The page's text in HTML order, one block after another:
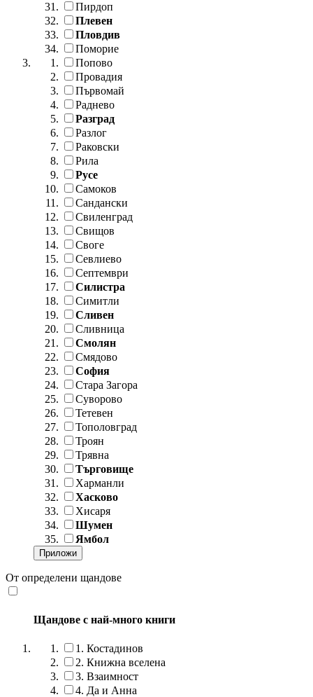
Пирдоп
Плевен
Пловдив
Поморие
Попово
Провадия
Първомай
Раднево
Разград
Разлог
Раковски
Рила
Русе
Самоков
Сандански
Свиленград
Свищов
Своге
Севлиево
Септември
Силистра
Симитли
Сливен
Сливница
Смолян
Смядово
София
Стара Загора
Суворово
Тетевен
Тополовград
Троян
Трявна
Търговище
Харманли
Хасково
Хисаря
Шумен
Ямбол
От определени щандове
Щандове с най-много книги
1. Костадинов
2. Книжна вселена
3. Взаимност
4. Да и Анна